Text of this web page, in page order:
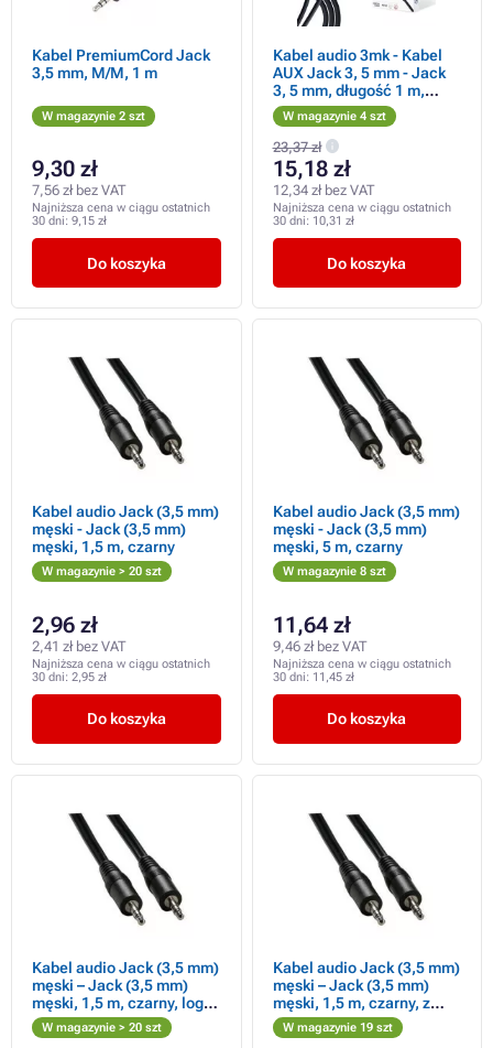
Kabel PremiumCord Jack
3,5 mm, M/M, 1 m
W magazynie 2 szt
9,30 zł
7,56 zł bez VAT
Najniższa cena w ciągu ostatnich
30 dni: 9,15 zł
Do koszyka
Kabel audio 3mk - Kabel
AUX Jack 3, 5 mm - Jack
3, 5 mm, długość 1 m,
czarny
W magazynie 4 szt
23,37 zł
15,18 zł
12,34 zł bez VAT
Najniższa cena w ciągu ostatnich
30 dni: 10,31 zł
Do koszyka
Kabel audio Jack (3,5 mm)
męski - Jack (3,5 mm)
męski, 1,5 m, czarny
W magazynie > 20 szt
2,96 zł
2,41 zł bez VAT
Najniższa cena w ciągu ostatnich
30 dni: 2,95 zł
Do koszyka
Kabel audio Jack (3,5 mm)
męski - Jack (3,5 mm)
męski, 5 m, czarny
W magazynie 8 szt
11,64 zł
9,46 zł bez VAT
Najniższa cena w ciągu ostatnich
30 dni: 11,45 zł
Do koszyka
Kabel audio Jack (3,5 mm)
męski – Jack (3,5 mm)
męski, 1,5 m, czarny, logo
na opakowaniu typu
blister, WYPRZEDAŻ
W magazynie > 20 szt
Kabel audio Jack (3,5 mm)
męski – Jack (3,5 mm)
męski, 1,5 m, czarny, z
logo, WYPRZEDAŻ
W magazynie 19 szt